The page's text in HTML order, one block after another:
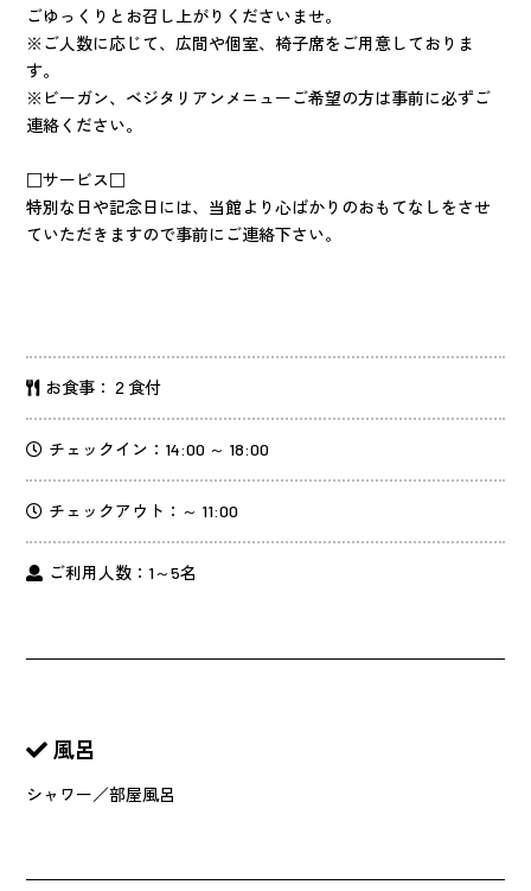
ごゆっくりとお召し上がりくださいませ。
※ご人数に応じて、広間や個室、椅子席をご用意しておりま
す。
※ビーガン、ベジタリアンメニューご希望の方は事前に必ずご
連絡ください。
□サービス□
特別な日や記念日には、当館より心ばかりのおもてなしをさせ
ていただきますので事前にご連絡下さい。
お食事：２食付
チェックイン：14:00 ～ 18:00
チェックアウト：～ 11:00
ご利用人数：1～5名
風呂
シャワー／部屋風呂